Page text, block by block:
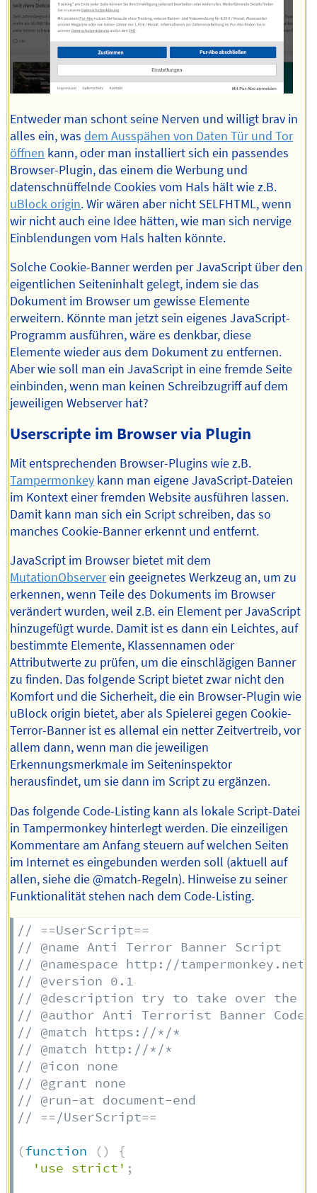
Entweder man schont seine Nerven und willigt brav in
alles ein, wasdem Ausspähen von Daten Tür und Tor
öffnen kann, oder man installiert sich ein passendes
Browser-Plugin, das einem die Werbung und
datenschnüffelnde Cookies vom Hals hält wie z.B.
uBlock origin. Wir wären aber nicht SELFHTML, wenn
wir nicht auch eine Idee hätten, wie man sich nervige
Einblendungen vom Hals halten könnte.
Solche Cookie-Banner werden per JavaScript über den
eigentlichen Seiteninhalt gelegt, indem sie das
Dokument im Browser um gewisse Elemente
erweitern. Könnte man jetzt sein eigenes JavaScript-
Programm ausführen, wäre es denkbar, diese
Elemente wieder aus dem Dokument zu entfernen.
Aber wie soll man ein JavaScript in eine fremde Seite
einbinden, wenn man keinen Schreibzugriff auf dem
jeweiligen Webserver hat?
Userscripte im Browser via Plugin
Mit entsprechenden Browser-Plugins wie z.B.
Tampermonkey kann man eigene JavaScript-Dateien
im Kontext einer fremden Website ausführen lassen.
Damit kann man sich ein Script schreiben, das so
manches Cookie-Banner erkennt und entfernt.
JavaScript im Browser bietet mit dem
MutationObserverein geeignetes Werkzeug an, um zu
erkennen, wenn Teile des Dokuments im Browser
verändert wurden, weil z.B. ein Element per JavaScript
hinzugefügt wurde. Damit ist es dann ein Leichtes, auf
bestimmte Elemente, Klassennamen oder
Attributwerte zu prüfen, um die einschlägigen Banner
zu finden. Das folgende Script bietet zwar nicht den
Komfort und die Sicherheit, die ein Browser-Plugin wie
uBlock origin bietet, aber als Spielerei gegen Cookie-
Terror-Banner ist es allemal ein netter Zeitvertreib, vor
allem dann, wenn man die jeweiligen
Erkennungsmerkmale im Seiteninspektor
herausfindet, um sie dann im Script zu ergänzen.
Das folgende Code-Listing kann als lokale Script-Datei
in Tampermonkey hinterlegt werden. Die einzeiligen
Kommentare am Anfang steuern auf welchen Seiten
im Internet es eingebunden werden soll (aktuell auf
allen, siehe die @match-Regeln). Hinweise zu seiner
Funktionalität stehen nach dem Code-Listing.
// ==UserScript==
// @name Anti Terror Banner Script
// @namespace http://tampermonkey.net/
// @version 0.1
// @description try to take over the
// @author Anti Terrorist Banner Coder
// @match https://*/*
// @match http://*/*
// @icon none
// @grant none
// @run-at document-end
// ==/UserScript==
(function ()
{
'use strict' ;